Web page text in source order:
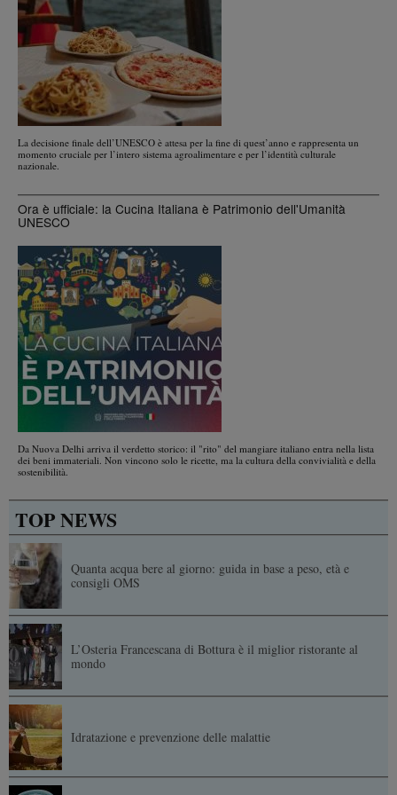
La decisione finale dell’UNESCO è attesa per la fine di quest’anno e rappresenta un
momento cruciale per l’intero sistema agroalimentare e per l’identità culturale
nazionale.
Ora è ufficiale: la Cucina Italiana è Patrimonio dell'Umanità
UNESCO
Da Nuova Delhi arriva il verdetto storico: il "rito" del mangiare italiano entra nella lista
dei beni immateriali. Non vincono solo le ricette, ma la cultura della convivialità e della
sostenibilità.
TOP NEWS
Quanta acqua bere al giorno: guida in base a peso, età e
consigli OMS
L’Osteria Francescana di Bottura è il miglior ristorante al
mondo
Idratazione e prevenzione delle malattie